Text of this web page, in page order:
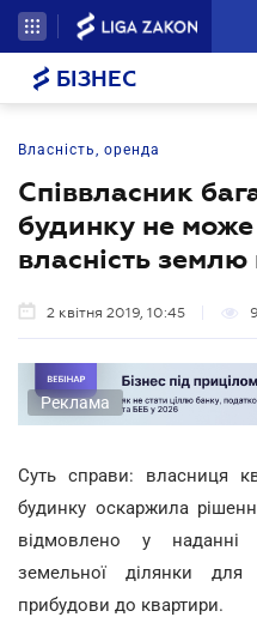
БІЗНЕС
Власність, оренда
Співвласник
будинку не
власність землю
2 квітня 2019, 10:45
Реклама
Суть справи: власниця
будинку оскаржила
відмовлено у наданні
земельної ділянки для
прибудови до квартири.